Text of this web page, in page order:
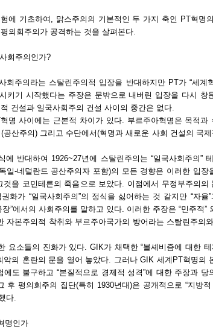
에 기초하여, 맑스주의의 기본적인 두 가지 축인 PT혁명
의회주의가 공격하는 것을 살펴본다.
회주의인가?
회주의라는 스탈린주의적 입장을 반대하지만 PT가 “세계
키기 시작했다는 주장은 문밖으로 내버린 입장을 다시 창
건설과 일국사회주의 건설 사이의 중간은 없다.
명 사이에는 근본적 차이가 있다. 부르주아혁명은 목적과
공산주의) 그리고 수단에서(혁명과 새로운 사회 건설의 국
에 반대하여 1926~27년에 스탈린주의는 “일국사회주의”
일-네덜란드 공산주의자 포함)의 모든 경향은 이러한 입장
것을 코민테른의 죽음으로 보았다. 이점에서 무정부주의의
화가 “일국사회주의”의 정식을 싫어하는 것 같지만 “자율”
장”에서의 사회주의를 말하고 있다. 이러한 주장은 “민주적”
자본주의적 착취와 부르주아국가의 방어라는 스탈린주의
요소들의 진화가 있다. GIK가 채택한 “볼셰비즘에 대한 테
악의 혼란의 문을 열어 놓았다. 그러나 GIK 세계PT혁명의
도 불구하고 “본질적으로 경제적 성격”에 대한 주장과 당
후 평의회주의 집단(특히 1930년대)은 공개적으로 “지방적
다.
명인가